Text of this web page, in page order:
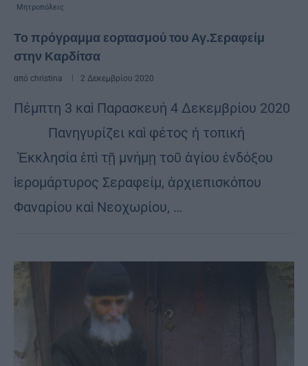
Μητροπόλεις
Το πρόγραμμα εορτασμού του Αγ.Σεραφείμ
στην Καρδίτσα
από christina 2 Δεκεμβρίου 2020
Πέμπτη 3 καὶ Παρασκευή 4 Δεκεμβρίου 2020
Πανηγυρίζει καὶ φέτος ἡ τοπική
Ἐκκλησία ἐπὶ τῇ μνήμῃ τοῦ ἁγίου ἐνδόξου
ἱερομάρτυρος Σεραφείμ, ἀρχιεπισκόπου
Φαναρίου καὶ Νεοχωρίου, …